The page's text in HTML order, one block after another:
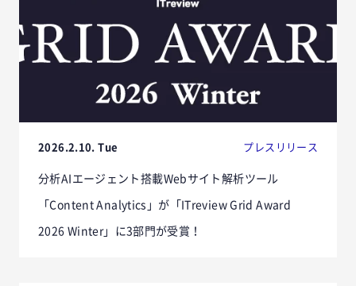
2026.2.10. Tue プレスリリース
分析AIエージェント搭載Webサイト解析ツール
「Content Analytics」が「ITreview Grid Award
2026 Winter」に3部門が受賞！